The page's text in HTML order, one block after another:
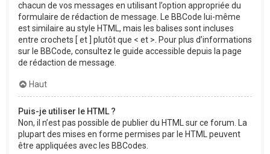
chacun de vos messages en utilisant l’option appropriée du
formulaire de rédaction de message. Le BBCode lui-même
est similaire au style HTML, mais les balises sont incluses
entre crochets [ et ] plutôt que < et >. Pour plus d’informations
sur le BBCode, consultez le guide accessible depuis la page
de rédaction de message.
Haut
Puis-je utiliser le HTML ?
Non, il n’est pas possible de publier du HTML sur ce forum. La
plupart des mises en forme permises par le HTML peuvent
être appliquées avec les BBCodes.